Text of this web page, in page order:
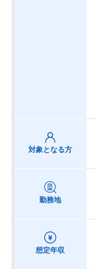
対象となる方
勤務地
想定年収